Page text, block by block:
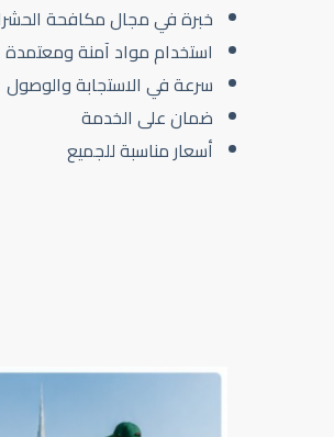
خبرة في مجال مكافحة
استخدام مواد آمنة ومعتمدة
سرعة في الاستجابة والوصول
ضمان على الخدمة
أسعار مناسبة للجميع